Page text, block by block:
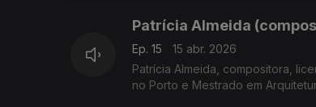
Patrícia Almeida
Ep. 15
15 abr. 2026
Patrícia Almeida, compositora,
no Porto e Mestrado em